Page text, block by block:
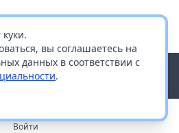
вы соглашаетесь на
данных в соответствии с
.
Войти